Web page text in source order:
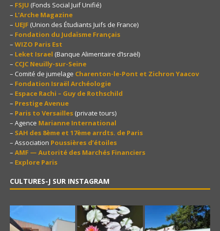
– FSJU (Fonds Social Juif Unifié)
– L’Arche Magazine
– UEJF (Union des Étudiants Juifs de France)
– Fondation du Judaïsme Français
– WIZO Paris Est
– Leket Israel (Banque Alimentaire d’Israël)
– CCJC Neuilly-sur-Seine
– Comité de jumelage Charenton-le-Pont et Zichron Yaacov
– Fondation Israël Archéologie
– Espace Rachi – Guy de Rothschild
– Prestige Avenue
– Paris to Versailles (private tours)
– Agence Marianne International
– SAH des 8ème et 17ème arrdts. de Paris
– Association Poussières d’étoiles
– AMF — Autorité des Marchés Financiers
– Explore Paris
CULTURES-J SUR INSTAGRAM